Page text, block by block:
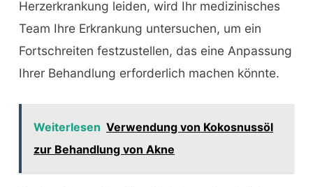
Herzerkrankung leiden, wird Ihr medizinisches
Team Ihre Erkrankung untersuchen, um ein
Fortschreiten festzustellen, das eine Anpassung
Ihrer Behandlung erforderlich machen könnte.
Weiterlesen Verwendung von Kokosnussöl
zur Behandlung von Akne